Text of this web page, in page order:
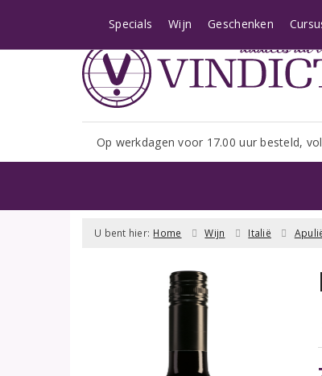
Op werkdagen voor 17.00 uur besteld,
Specials Wijn Geschenken
U bent hier: Home Wijn Italië